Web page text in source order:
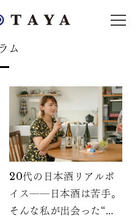
ム
20代の日本酒リアルボ
イス――日本酒は苦手。
そんな私が出会った“初